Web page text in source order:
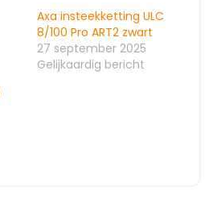
Axa insteekketting ULC
8/100 Pro ART2 zwart
27 september 2025
Gelijkaardig bericht